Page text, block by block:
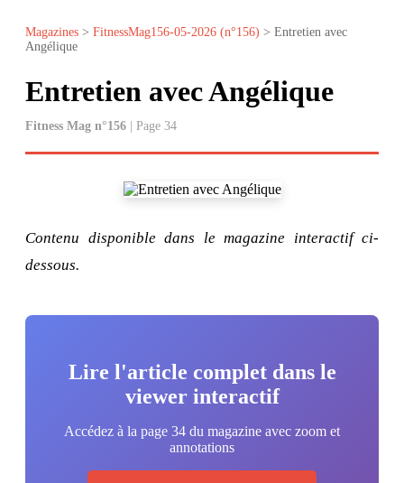
Magazines > FitnessMag156-05-2026 (n°156) > Entretien avec
Angélique
Entretien avec Angélique
Fitness Mag n°156 | Page 34
Contenu disponible dans le magazine interactif ci-
dessous.
Lire l'article complet dans le
viewer interactif
Accédez à la page 34 du magazine avec zoom et
annotations